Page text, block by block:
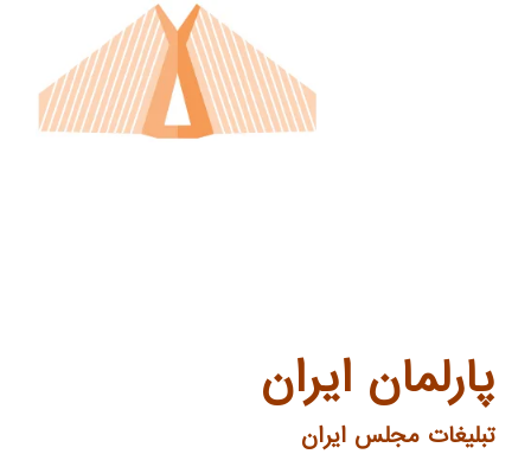
پارلمان ایران
تبلیغات مجلس ایران